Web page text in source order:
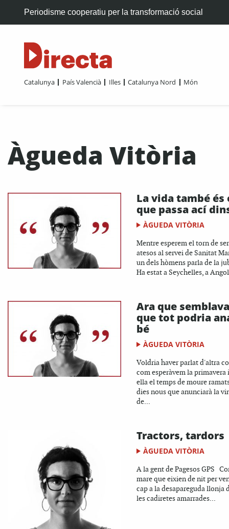
Periodisme cooperatiu per la transformació social
Catalunya País Valencià Illes Catalunya Nord Món
Àgueda Vitòria
La vida també és
que passa ací
ÀGUEDA VITÒRIA
Mentre esperem el torn de ser
atesos al servei de Sanitat
un dels hòmens parla de la
Ha estat a Seychelles, a
Ara que semblava
que tot podria
bé
ÀGUEDA VITÒRIA
Voldria haver parlat d'altra
com esperàvem la primavera
ella el temps de moure
dies nous que anunciarà la
de...
Tractors, tardors
ÀGUEDA VITÒRIA
A la gent de Pagesos GPS
mare que eixien de nit per
cap a la desapareguda llonja
les cadiretes amarrades...